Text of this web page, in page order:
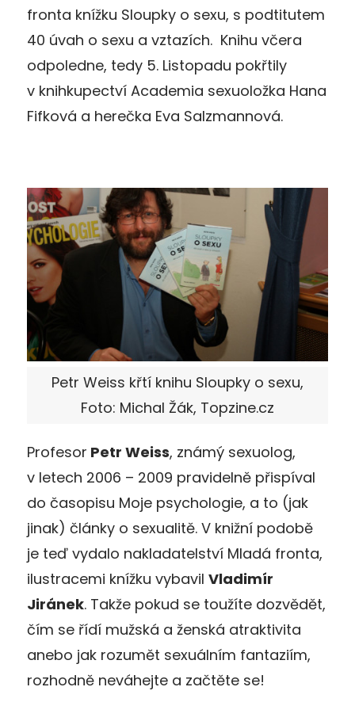
fronta knížku Sloupky o sexu, s podtitutem
40 úvah o sexu a vztazích. Knihu včera
odpoledne, tedy 5. Listopadu pokřtily
v knihkupectví Academia sexuoložka Hana
Fifková a herečka Eva Salzmannová.
Petr Weiss křtí knihu Sloupky o sexu,
Foto: Michal Žák, Topzine.cz
Profesor Petr Weiss, známý sexuolog,
v letech 2006 – 2009 pravidelně přispíval
do časopisu Moje psychologie, a to (jak
jinak) články o sexualitě. V knižní podobě
je teď vydalo nakladatelství Mladá fronta,
ilustracemi knížku vybavil Vladimír
Jiránek. Takže pokud se toužíte dozvědět,
čím se řídí mužská a ženská atraktivita
anebo jak rozumět sexuálním fantaziím,
rozhodně neváhejte a začtěte se!